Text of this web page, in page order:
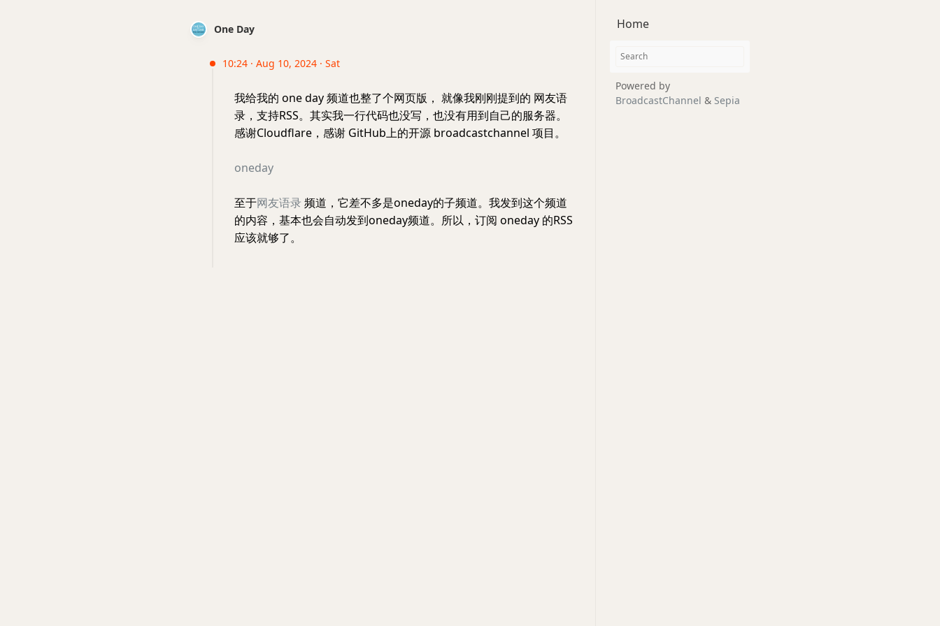
One Day
10:24 · Aug 10, 2024 · Sat
我给我的 one day 频道也整了个网页版， 就像我刚刚提到的 网友语
录，支持RSS。其实我一行代码也没写，也没有用到自己的服务器。
感谢Cloudflare，感谢 GitHub上的开源 broadcastchannel 项目。
oneday
至于网友语录 频道，它差不多是oneday的子频道。我发到这个频道
的内容，基本也会自动发到oneday频道。所以，订阅 oneday 的RSS
应该就够了。
Home
Powered by
BroadcastChannel & Sepia